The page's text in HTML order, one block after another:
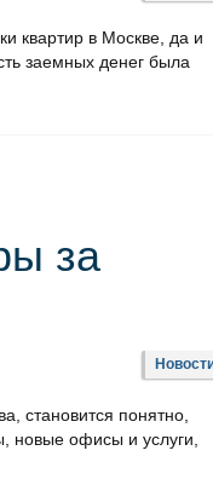
квартир в Москве, да и
заемных денег была
за
становится понятно,
новые офисы и услуги,